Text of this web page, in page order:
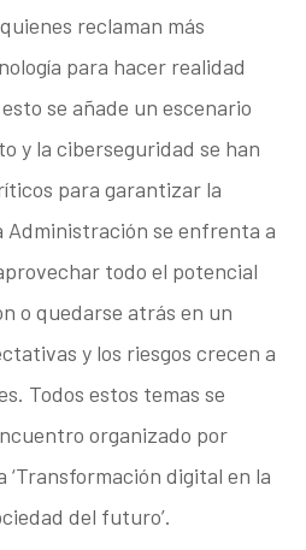
reclaman más
para hacer realidad
se añade un escenario
y la ciberseguridad se han
para garantizar la
Administración se enfrenta a
todo el potencial
o quedarse atrás en un
y los riesgos crecen a
Todos estos temas se
organizado por
‘Transformación digital en la
del futuro’.